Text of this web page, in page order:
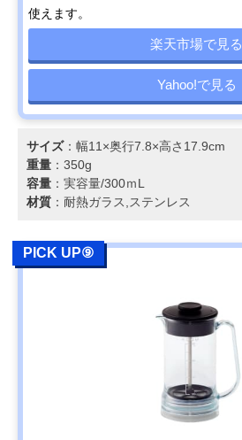
使えます。
楽天市場で見る
Yahoo!で見る
サイズ：幅11×奥行7.8×高さ17.9cm
重量 ：350g
容量 ：実容量/300ｍL
材質 ：耐熱ガラス,ステンレス
PICK UP⑨